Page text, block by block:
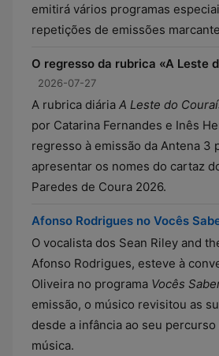
emitirá vários programas
repetições de emissões
O regresso da rubrica «A Leste
2026-07-27
A rubrica diária A Leste do
por Catarina Fernandes e Inês
regresso à emissão da Antena 3
apresentar os nomes do cartaz
Paredes de Coura 2026.
Afonso Rodrigues no Vocês
O vocalista dos Sean Riley and
Afonso Rodrigues, esteve à
Oliveira no programa Vocês
emissão, o músico revisitou as
desde a infância ao seu percurso
música.